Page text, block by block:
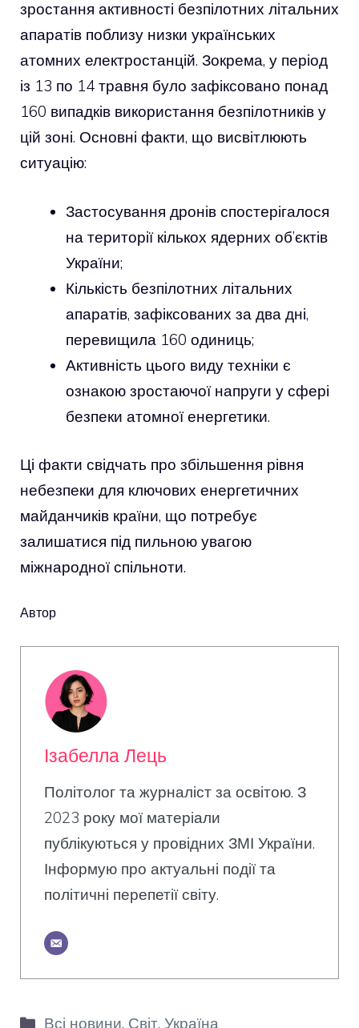
зростання активності безпілотних літальних
апаратів поблизу низки українських
атомних електростанцій. Зокрема, у період
із 13 по 14 травня було зафіксовано понад
160 випадків використання безпілотників у
цій зоні. Основні факти, що висвітлюють
ситуацію:
Застосування дронів спостерігалося
на території кількох ядерних об’єктів
України;
Кількість безпілотних літальних
апаратів, зафіксованих за два дні,
перевищила 160 одиниць;
Активність цього виду техніки є
ознакою зростаючої напруги у сфері
безпеки атомної енергетики.
Ці факти свідчать про збільшення рівня
небезпеки для ключових енергетичних
майданчиків країни, що потребує
залишатися під пильною увагою
міжнародної спільноти.
Автор
Ізабелла Лець
Політолог та журналіст за освітою. З
2023 року мої матеріали
публікуються у провідних ЗМІ України.
Інформую про актуальні події та
політичні перепетії світу.
Категорії
Всі новини, Світ,Україна